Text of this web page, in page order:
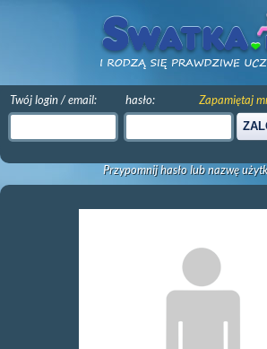
Twój login / email: hasło: Zapamiętaj
Przypomnij hasło lub nazwę